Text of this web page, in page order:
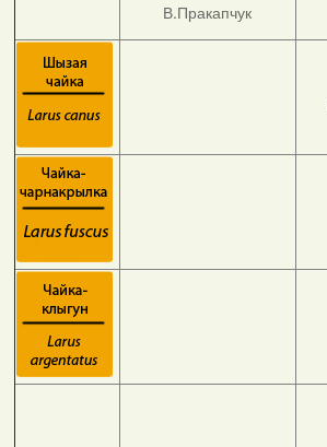
В.Пракапчук